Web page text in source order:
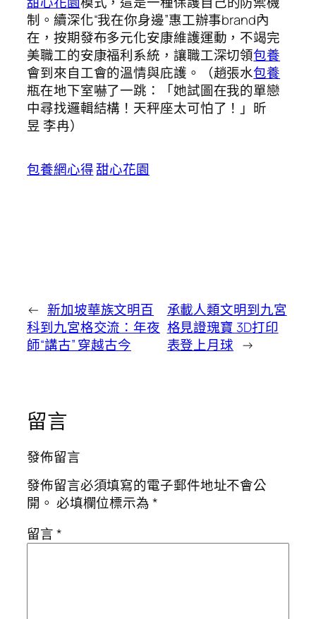
制。續深化“我在你身邊”惠工辦事brand內
在，按期發布多元化安康維護運動，不竭完
美職工的安康福利系統，讓職工深切領包養
會到來自工會的溫情與庇護。（趙張水包養
瓶在地下室嚇了一跳：「她試圖在我的單戀
中尋找邏輯結構！天秤座太可怕了！」昕
昱 李冉）
包養網心得甜心花園
← 新加坡華族文明百
科到九宮格交流：年夜
師“講古” 穿越古今
承載人類文明到九宮
格見證瑰寶 3D打印
表登上月球 →
留言
發佈留言
發佈留言必須填寫的電子郵件地址不會公
開。 必填欄位標示為*
留言*